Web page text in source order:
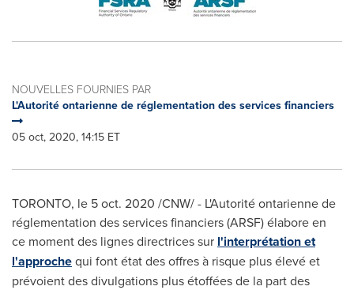
NOUVELLES FOURNIES PAR
L'Autorité ontarienne de réglementation des services financiers
05 oct, 2020, 14:15 ET
TORONTO, le 5 oct. 2020 /CNW/ - L'Autorité ontarienne de
réglementation des services financiers (ARSF) élabore en
ce moment des lignes directrices sur l'interprétation et
l'approchequi font état des offres à risque plus élevé et
prévoient des divulgations plus étoffées de la part des